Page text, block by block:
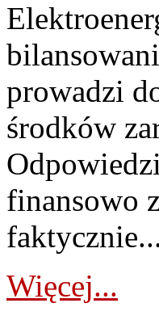
prowadzi
środków
finansowo
Więcej...